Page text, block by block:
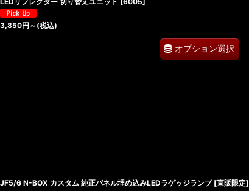
3,850円 ～ (税込)
オプション選択
JF5/6 N-BOX カスタム 純正パネル埋め込みLEDラゲッジランプ [直販限定]